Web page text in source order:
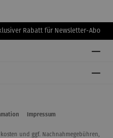
Rabatt für Newsletter-Abo
Impressum
und ggf. Nachnahmegebühren,